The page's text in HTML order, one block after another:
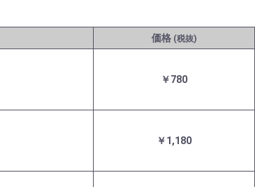
価格 (税抜)
￥780
￥1,180